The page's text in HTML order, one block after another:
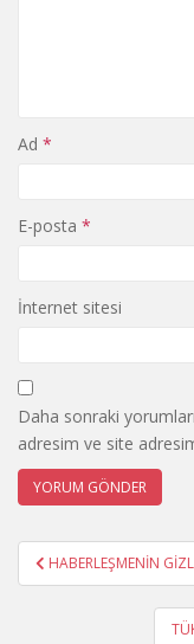
Ad *
E-posta *
İnternet sitesi
Daha sonraki
adresim ve site
Yazı
gezinmesi
HABERLEŞMENİN